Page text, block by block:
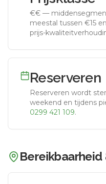
€€ —
meestal tussen €15
prijs-
Reserveren
Reserveren wordt
weekend en tijdens
0299 421 109.